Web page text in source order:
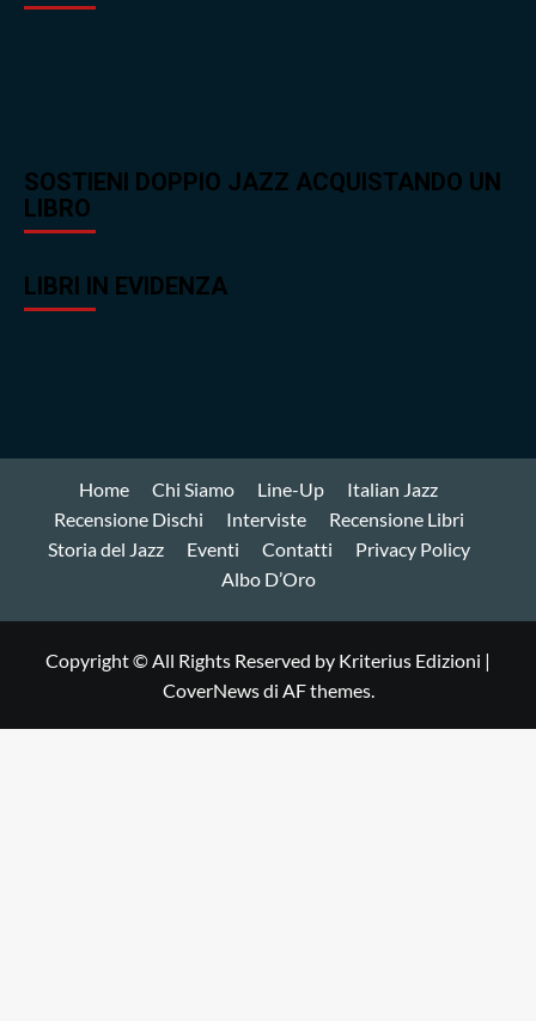
SOSTIENI DOPPIO JAZZ ACQUISTANDO UN
LIBRO
LIBRI IN EVIDENZA
Home Chi Siamo Line-Up
Italian Jazz
Recensione Dischi
Interviste
Recensione Libri
Storia del Jazz
Eventi Contatti
Privacy Policy
Albo D’Oro
Copyright © All Rights Reserved by Kriterius Edizioni |
CoverNewsdi AF themes.